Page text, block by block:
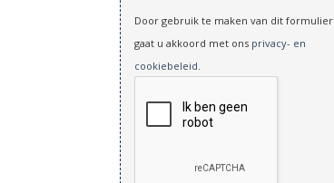
Door gebruik te maken van dit formulier
gaat u akkoord met ons privacy- en
cookiebeleid